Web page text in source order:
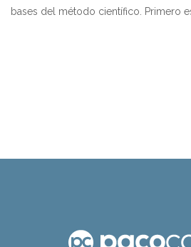
bases del método científico. Primero